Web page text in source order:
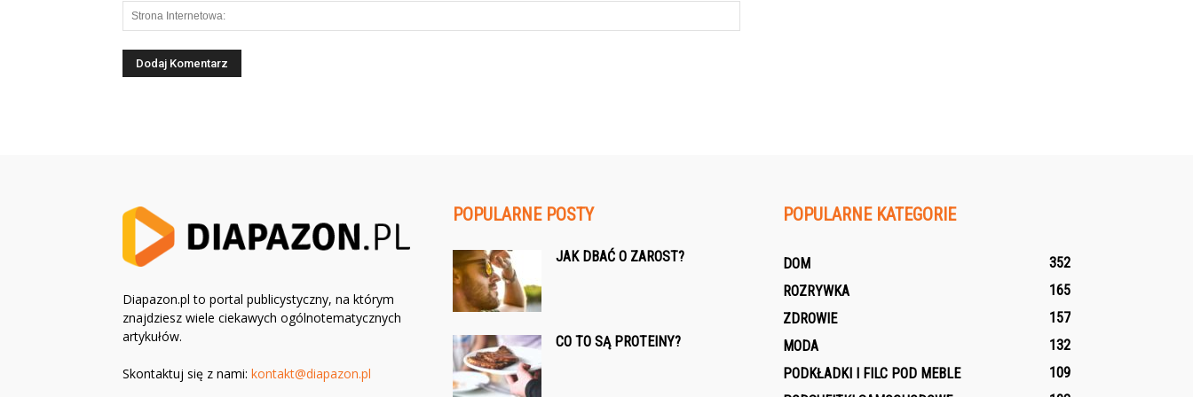
Diapazon.pl to portal publicystyczny, na którym
znajdziesz wiele ciekawych ogólnotematycznych
artykułów.
Skontaktuj się z nami: kontakt@diapazon.pl
POPULARNE POSTY
JAK DBAĆ O ZAROST?
CO TO SĄ PROTEINY?
POPULARNE KATEGORIE
DOM
352
ROZRYWKA
165
ZDROWIE
157
MODA
132
PODKŁADKI I FILC POD MEBLE
109